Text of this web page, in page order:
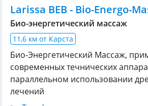
Larissa BEB - Bio-Energo-
Био-энергетический массаж
11,6 км от Карста
Био-Энергетический Массаж,
современных течнических
параллельном использовании
лечений